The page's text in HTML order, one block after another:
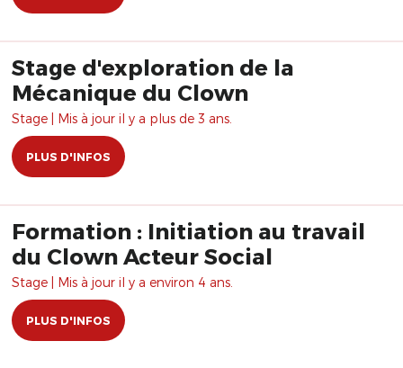
Stage d'exploration de la
Mécanique du Clown
Stage | Mis à jour il y a plus de 3 ans.
PLUS D'INFOS
Formation : Initiation au travail
du Clown Acteur Social
Stage | Mis à jour il y a environ 4 ans.
PLUS D'INFOS